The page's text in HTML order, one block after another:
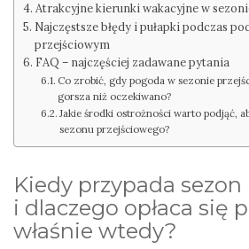
Atrakcyjne kierunki wakacyjne w
Najczęstsze błędy i pułapki podczas
przejściowym
FAQ – najczęściej zadawane pytania
Co zrobić, gdy pogoda w sezonie
gorsza niż oczekiwano?
Jakie środki ostrożności warto podjąć,
sezonu przejściowego?
Kiedy przypada
i dlaczego opłaca się
właśnie wtedy?